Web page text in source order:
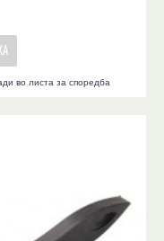
во листа за споредба